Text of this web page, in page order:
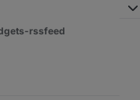
rssfeed